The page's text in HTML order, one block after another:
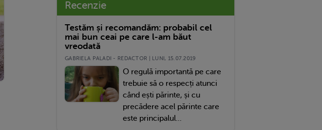
Recenzie
Testăm și recomandăm: probabil cel
mai bun ceai pe care l-am băut
vreodată
GABRIELA PALADI - REDACTOR | LUNI, 15.07.2019
O regulă importantă pe care
trebuie să o respecți atunci
când ești părinte, și cu
precădere acel părinte care
este principalul...